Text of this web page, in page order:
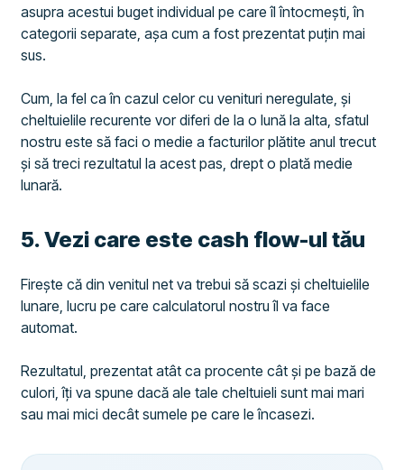
asupra acestui buget individual pe care îl întocmești, în
categorii separate, așa cum a fost prezentat puțin mai
sus.
Cum, la fel ca în cazul celor cu venituri neregulate, și
cheltuielile recurente vor diferi de la o lună la alta, sfatul
nostru este să faci o medie a facturilor plătite anul trecut
și să treci rezultatul la acest pas, drept o plată medie
lunară.
​5. Vezi care este cash flow-ul tău
Firește că din venitul net va trebui să scazi și cheltuielile
lunare, lucru pe care calculatorul nostru îl va face
automat.
Rezultatul, prezentat atât ca procente cât și pe bază de
culori, îți va spune dacă ale tale cheltuieli sunt mai mari
sau mai mici decât sumele pe care le încasezi.